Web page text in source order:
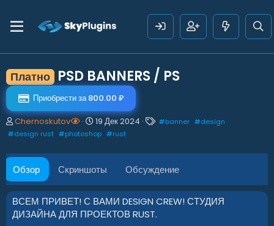
Платно PSD BANNERS / PS
Приобрести за 800.00 ₽
А
в
о
р
Chernoskutov
Д
а
а
о
з
д
а
н
19 Дек 2024
Т
и
#banner #design
#design rust #photoshop #rust
Обзор Скриншоты Обсуждение
ВСЕМ ПРИВЕТ! С ВАМИ DESIGN CREW! СТУДИЯ
ДИЗАЙНА ДЛЯ ПРОЕКТОВ RUST.